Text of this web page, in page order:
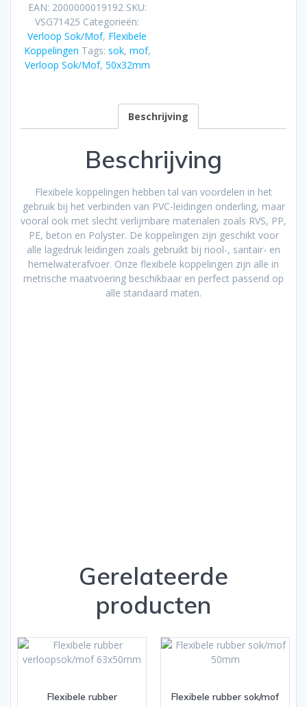
aantal
EAN: 2000000019192 SKU:
VSG71425 Categorieën:
Verloop Sok/Mof, Flexibele
Koppelingen Tags: sok, mof,
Verloop Sok/Mof, 50x32mm
Beschrijving
Beschrijving
Flexibele koppelingen hebben tal van voordelen in het
gebruik bij het verbinden van PVC-leidingen onderling, maar
vooral ook met slecht verlijmbare materialen zoals RVS, PP,
PE, beton en Polyster. De koppelingen zijn geschikt voor
alle lagedruk leidingen zoals gebruikt bij riool-, santair- en
hemelwaterafvoer. Onze flexibele koppelingen zijn alle in
metrische maatvoering beschikbaar en perfect passend op
alle standaard maten.
Gerelateerde
producten
Flexibele rubber Flexibele rubber sok/mof